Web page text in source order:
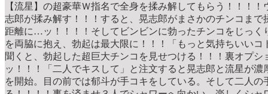
【流星】の超豪華Ｗ指名で全身を揉み解してもらう！！！
志郎が揉み解す！！！すると、晃志郎がまさかのチンコま
距離に…ッ！！！！そしてビンビンに勃ったチンコをじっ
を両脇に抱え、勃起は最大限に！！！「もっと気持ちいい
聞くと、勃起した超巨大チンコを見せつける！！！裏オプ
ッ！！！「二人でキスして」と注文すると晃志郎と流星が
を開始。目の前では郁斗が手コキをしている。そして二人